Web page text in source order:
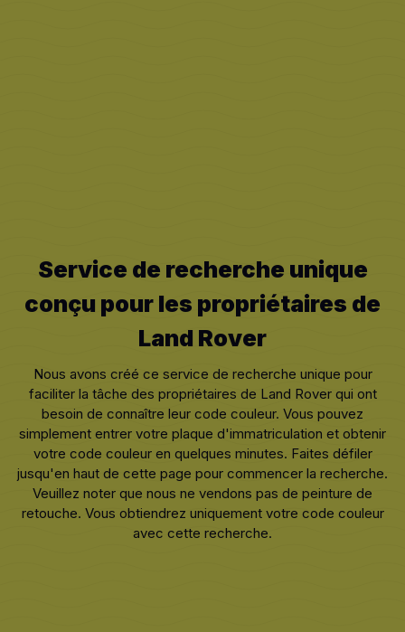
Service de recherche unique
conçu pour les propriétaires de
Land Rover
Nous avons créé ce service de recherche unique pour
faciliter la tâche des propriétaires de Land Rover qui ont
besoin de connaître leur code couleur. Vous pouvez
simplement entrer votre plaque d'immatriculation et obtenir
votre code couleur en quelques minutes. Faites défiler
jusqu'en haut de cette page pour commencer la recherche.
Veuillez noter que nous ne vendons pas de peinture de
retouche. Vous obtiendrez uniquement votre code couleur
avec cette recherche.